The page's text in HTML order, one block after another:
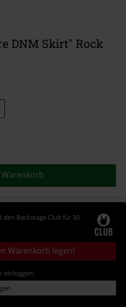
DNM Skirt" Rock
Backstage Club für 30
Warenkorb legen!
einloggen: